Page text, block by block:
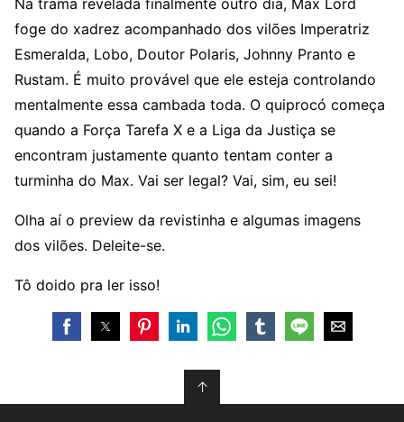
Na trama revelada finalmente outro dia, Max Lord
foge do xadrez acompanhado dos vilões Imperatriz
Esmeralda, Lobo, Doutor Polaris, Johnny Pranto e
Rustam. É muito provável que ele esteja controlando
mentalmente essa cambada toda. O quiprocó começa
quando a Força Tarefa X e a Liga da Justiça se
encontram justamente quanto tentam conter a
turminha do Max. Vai ser legal? Vai, sim, eu sei!
Olha aí o preview da revistinha e algumas imagens
dos vilões. Deleite-se.
Tô doido pra ler isso!
↑